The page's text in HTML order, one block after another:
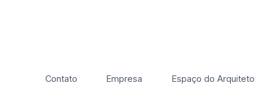
Contato Empresa Espaço do Arquiteto